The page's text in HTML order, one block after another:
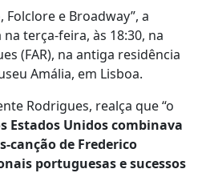
Folclore e Broadway”, a
terça-feira, às 18:30, na
(FAR), na antiga residência
Amália, em Lisboa.
Rodrigues, realça que “o
Estados Unidos combinava
canção de Frederico
portuguesas e sucessos